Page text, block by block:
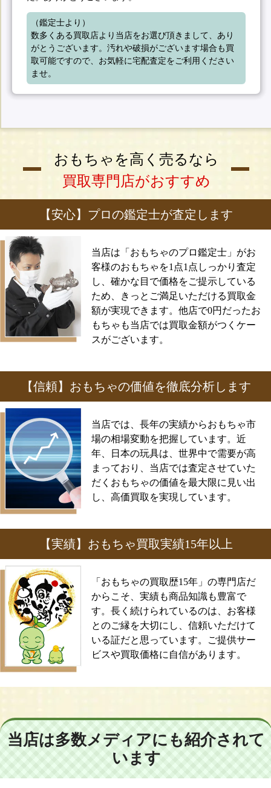
（鑑定士より）
数多くある買取店より当店をお選び頂きまして、あり
がとうございます。汚れや破損がございます場合も買
取可能ですので、お気軽に宅配査定をご利用ください
ませ。
おもちゃを高く売るなら
買取専門店がおすすめ
【安心】プロの鑑定士が査定します
当店は「おもちゃのプロ鑑定士」がお
客様のおもちゃを1点1点しっかり査定
し、確かな目で価格をご提示している
ため、きっとご満足いただける買取金
額が実現できます。他店で0円だったお
もちゃも当店では買取金額がつくケー
スがございます。
【信頼】おもちゃの価値を徹底分析します
当店では、長年の実績からおもちゃ市
場の相場変動を把握しています。近
年、日本の玩具は、世界中で需要が高
まっており、当店では査定させていた
だくおもちゃの価値を最大限に見い出
し、高価買取を実現しています。
【実績】おもちゃ買取実績15年以上
「おもちゃの買取歴15年」の専門店だ
からこそ、実績も商品知識も豊富で
す。長く続けられているのは、お客様
とのご縁を大切にし、信頼いただけて
いる証だと思っています。ご提供サー
ビスや買取価格に自信があります。
当店は多数メディアにも紹介されて
います